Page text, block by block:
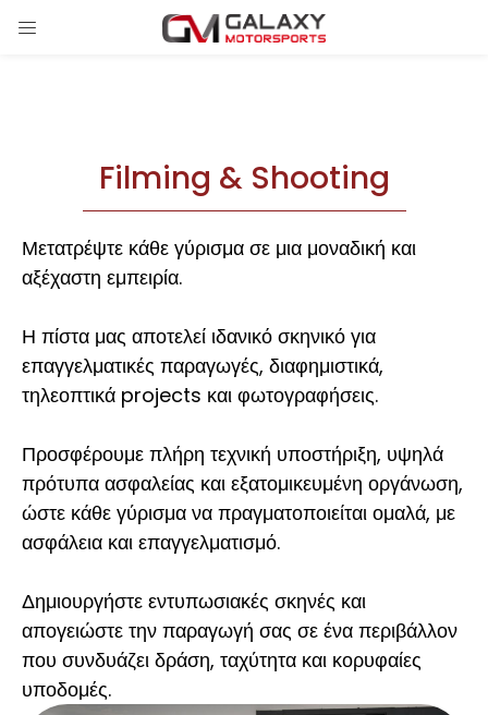
Filming & Shooting
Μετατρέψτε κάθε γύρισμα σε μια μοναδική και
αξέχαστη εμπειρία.
Η πίστα μας αποτελεί ιδανικό σκηνικό για
επαγγελματικές παραγωγές, διαφημιστικά,
τηλεοπτικά projects και φωτογραφήσεις.
Προσφέρουμε πλήρη τεχνική υποστήριξη, υψηλά
πρότυπα ασφαλείας και εξατομικευμένη οργάνωση,
ώστε κάθε γύρισμα να πραγματοποιείται ομαλά, με
ασφάλεια και επαγγελματισμό.
Δημιουργήστε εντυπωσιακές σκηνές και
απογειώστε την παραγωγή σας σε ένα περιβάλλον
που συνδυάζει δράση, ταχύτητα και κορυφαίες
υποδομές.